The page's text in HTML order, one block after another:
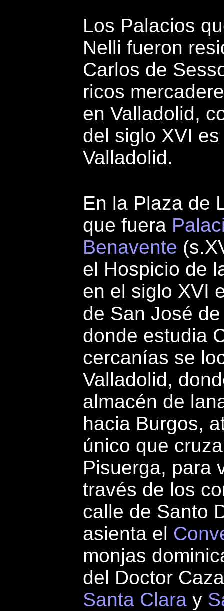
Los Palacios
Nelli fueron
Carlos de
ricos
en Valladolid,
del siglo XVI
Valladolid.
En la Plaza de
que fuera
Benavente
el Hospicio de
en el siglo XVI
de San José
donde estudia
cercanías se
Valladolid,
almacén de
hacia Burgos,
único que
Pisuerga, para
través de los
calle de Santo
asienta el
monjas
del Doctor
Santa Clara y